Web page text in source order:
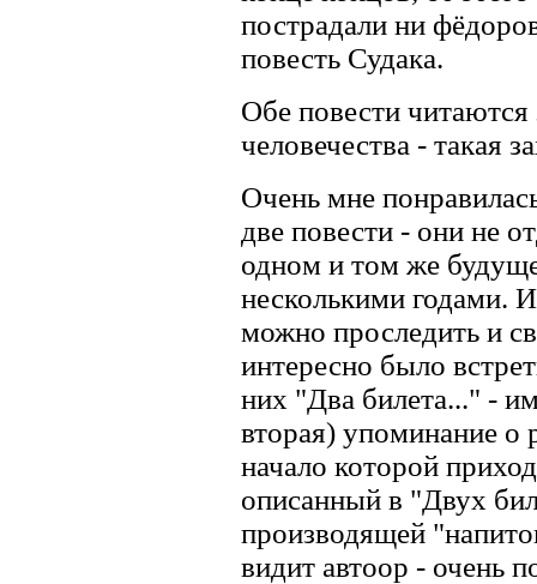
пострадали ни
повесть Судака.
Обе повести читаются
человечества - такая
Очень мне
две повести - они не
одном и том же
несколькими годами.
можно проследить и
интересно было
них "Два билета..." -
вторая) упоминание
начало которой
описанный в "Двух
производящей
видит автоор - очень